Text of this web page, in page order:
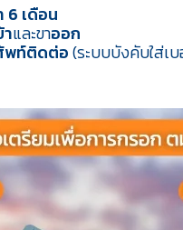
6 เดือน
าและขาออก
พท์ติดต่อ(ระบบบังคับใส่เ